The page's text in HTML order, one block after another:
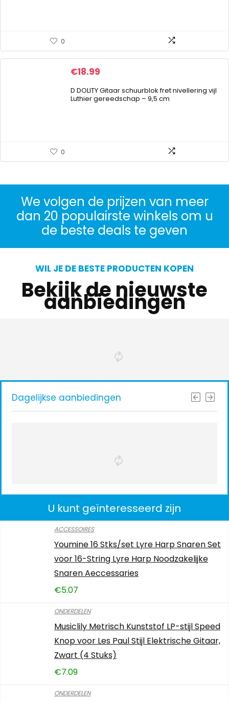
0
€18.99
D DOLITY Gitaar schuurblok fret nivellering vijl
Luthier gereedschap – 9,5 cm
0
We volgen de prijzen van meer
dan 20 populairste winkels om u
de beste deals te geven
WIL JE DE BESTE PRODUCTEN KOPEN
Bekijk de nieuwste
aanbiedingen
Dagelijkse aanbiedingen
U kunt geïnteresseerd zijn
ACCESSOIRES
Youmine 16 Stks/set Lyre Harp Snaren Set
voor 16-String Lyre Harp Noodzakelijke
Snaren Aeccessaries
€5.07
ONDERDELEN
Musiclily Metrisch Kunststof LP-stijl Speed
Knop voor Les Paul Stijl Elektrische Gitaar,
Zwart (4 Stuks)
€7.09
ONDERDELEN